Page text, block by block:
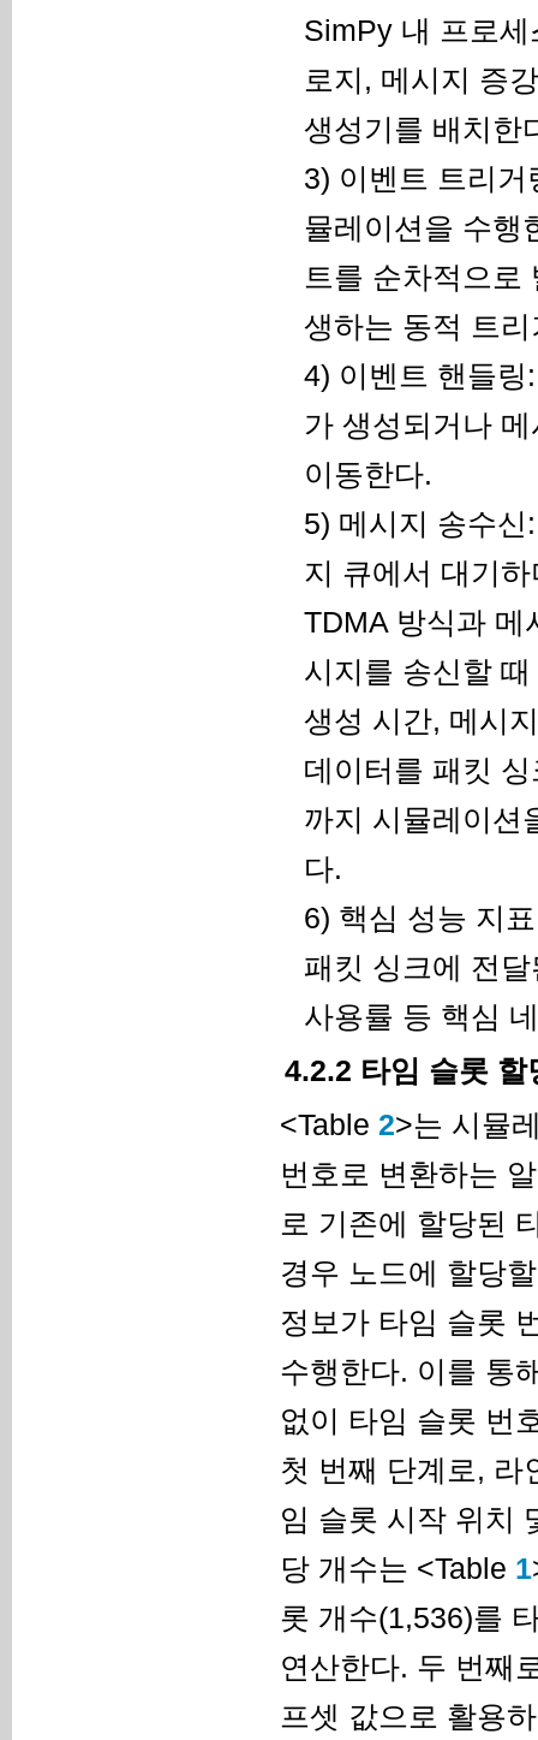
SimPy 내 프로
로지, 메시지 증
생성기를 배치한
3) 이벤트 트리
뮬레이션을 수행
트를 순차적으로
생하는 동적 트
4) 이벤트 핸들
가 생성되거나
이동한다.
5) 메시지 송수
지 큐에서 대기
TDMA 방식과 메
시지를 송신할
생성 시간, 메시
데이터를 패킷
까지 시뮬레이션
다.
6) 핵심 성능 지
패킷 싱크에 전
사용률 등 핵심
4.2.2 타임 슬롯 할
<Table 2>는 시뮬
번호로 변환하는
로 기존에 할당된
경우 노드에 할당
정보가 타임 슬롯
수행한다. 이를 통
없이 타임 슬롯 번
첫 번째 단계로, 라
임 슬롯 시작 위치
당 개수는 <Table 1
롯 개수(1,536)를
연산한다. 두 번째
프셋 값으로 활용